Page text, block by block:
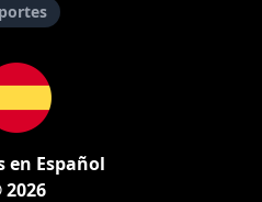
en Español